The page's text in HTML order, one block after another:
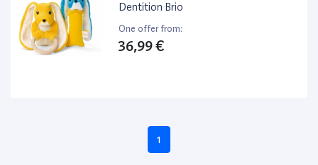
Dentition Brio
One offer from:
36,99 €
1